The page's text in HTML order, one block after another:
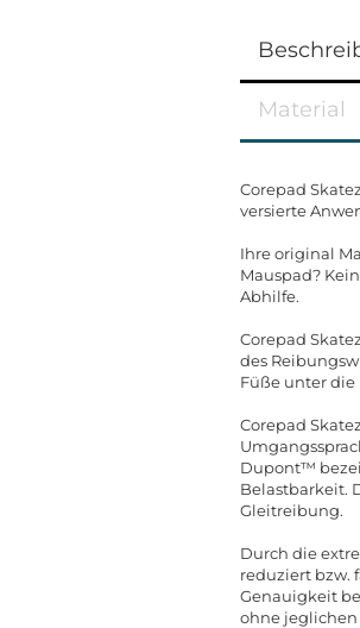
Material
Corepad
versierte
Ihre original
Mauspad?
Abhilfe.
Corepad
des
Füße unter die
Corepad
Dupont™
Belastbarkeit.
Gleitreibung.
Durch die
reduziert bzw.
Genauigkeit
ohne jeglichen